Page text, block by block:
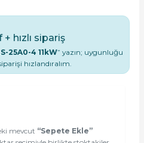
+ hızlı sipariş
25A0-4 11kW” yazın; uygunluğu
hızlandıralım.
mevcut “Sepete Ekle”